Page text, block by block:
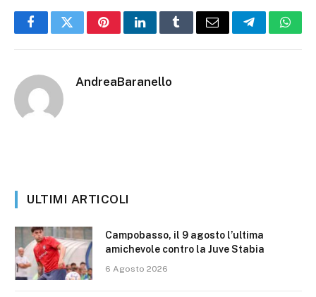
FacebookTwitterPinterestLinkedInTumblrEmail Telegram
AndreaBaranello
ULTIMI ARTICOLI
Campobasso, il 9 agosto l’ultima
amichevole contro la Juve Stabia
6 Agosto 2026